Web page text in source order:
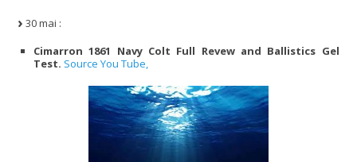
30 mai :
Cimarron 1861 Navy Colt Full Revew and Ballistics Gel
Test. Source You Tube,